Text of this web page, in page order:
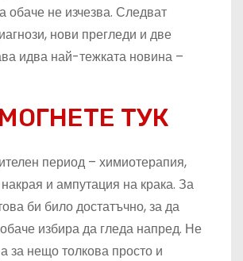
обаче не изчезва. Следват
нови прегледи и две
идва най-тежката новина –
ТУК
период – химиотерапия,
и ампутация на крака. За
би било достатъчно, за да
избира да гледа напред. Не
за нещо толкова просто и